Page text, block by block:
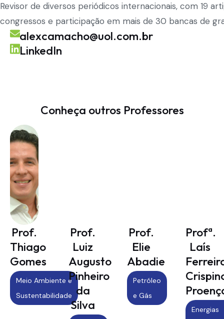
Revisor de diversos periódicos internacionais, com 19
congressos e participação em mais de 30 bancas de
alexcamacho@uol.com.br
LinkedIn
Conheça outros Professores
Prof.
Thiago
Gomes
Meio Ambiente e
Sustentabilidade
Prof.
Luiz
Augusto
Pinheiro
da
Silva
Prof.
Elie
Abadie
Petróleo
e Gás
Profª.
Laís
Energias